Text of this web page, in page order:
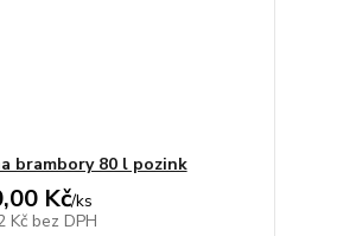
brambory 80 l pozink
Kč/ks
Kč bez DPH